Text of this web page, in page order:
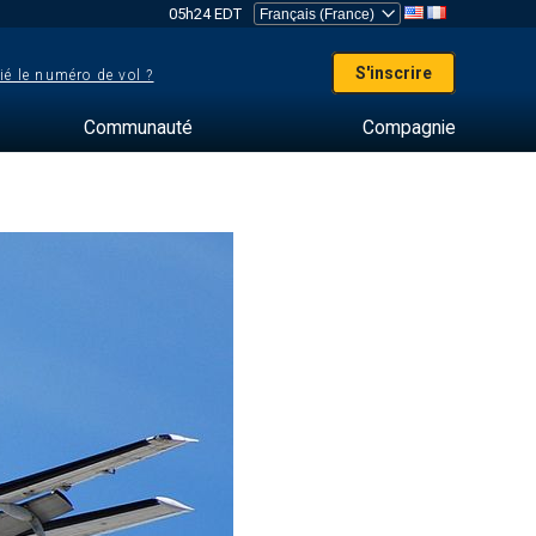
05h24 EDT
le numéro de vol ? S'inscrire
Communauté Compagnie